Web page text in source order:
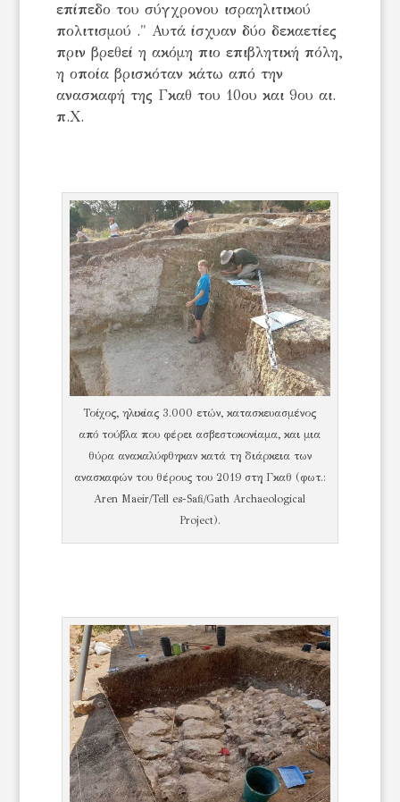
επίπεδο του σύγχρονου ισραηλιτικού
πολιτισμού ." Αυτά ίσχυαν δύο δεκαετίες
πριν βρεθεί η ακόμη πιο επιβλητική πόλη,
η οποία βρισκόταν κάτω από την
ανασκαφή της Γκαθ του 10ου και 9ου αι.
π.Χ.
Τοίχος, ηλικίας 3.000 ετών, κατασκευασμένος
από τούβλα που φέρει ασβεστοκονίαμα, και μια
θύρα ανακαλύφθηκαν κατά τη διάρκεια των
ανασκαφών του θέρους του 2019 στη Γκαθ (φωτ.:
Aren Maeir/Tell es-Safi/Gath Archaeological
Project).